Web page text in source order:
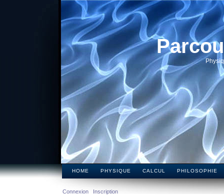
HOME PHYSIQUE CALCUL PHILOSOPHIE
Connexion Inscription